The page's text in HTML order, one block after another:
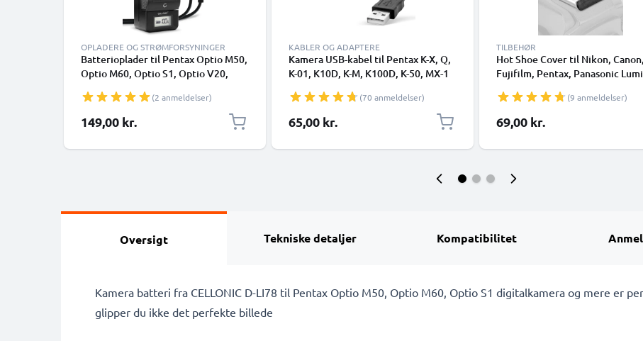
OPLADERE OG STRØMFORSYNINGER
Batterioplader til Pentax Optio M50,
Optio M60, Optio S1, Optio V20,
Kamerabatteri fra CELLONIC
(2 anmeldelser)
149,00 kr.
KABLER OG ADAPTERE
Kamera USB-kabel til Pentax K-X, Q,
K-01, K10D, K-M, K100D, K-50, MX-1
til kamera Opladerledning PVC - Sort
(70 anmeldelser)
65,00 kr.
TILBEHØR
Hot Shoe Cover til Nikon, Canon,
Fujifilm, Pentax, Panasonic
(9 anmeldelser)
69,00 kr.
Oversigt Tekniske detaljer Kompatibilitet
Kamera batteri fra CELLONIC D-LI78 til Pentax Optio M50, Optio M60, Optio S1 digitalkamera og mere er
glipper du ikke det perfekte billede